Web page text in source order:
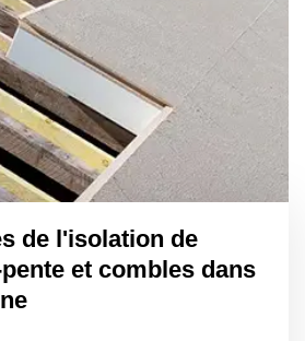
de l'isolation de
et combles dans